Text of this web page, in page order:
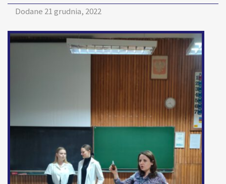
Dodane 21 grudnia, 2022